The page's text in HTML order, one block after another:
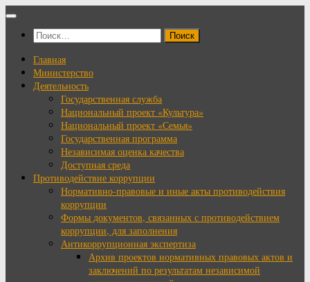
Перейти
содержимому
Найти:
Главная
Министерство
Деятельность
Государственная служба
Национальный проект «Культура»
Национальный проект «Семья»
Государственная программа
Независимая оценка качества
Доступная среда
Противодействие коррупции
Нормативно-правовые и иные акты противодействия
коррупции
Формы документов, связанных с противодействием
коррупции, для заполнения
Антикоррупционная экспертиза
Архив проектов нормативных правовых актов и
заключений по результатам независимой